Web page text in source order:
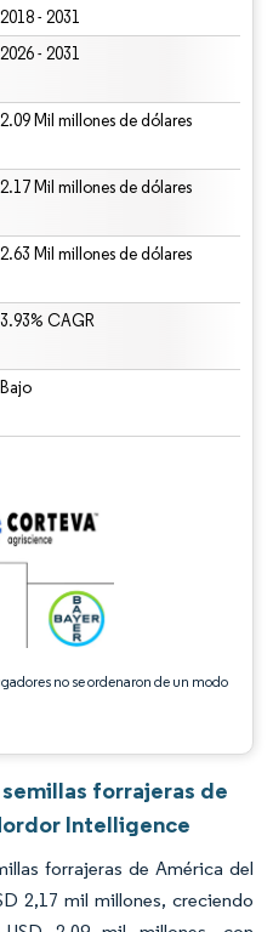
2018 - 2031
2026 - 2031
2.09 Mil millones de dólares
2.17 Mil millones de dólares
2.63 Mil millones de dólares
3.93% CAGR
Bajo
no se ordenaron de un modo
requiere atribución según CC BY 4.0.
forrajeras de
Intelligence
forrajeras de América del
2,17 mil millones, creciendo